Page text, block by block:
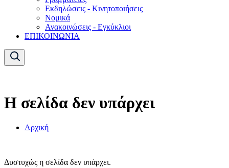
Εκδηλώσεις - Κινητοποιήσεις
Νομικά
Ανακοινώσεις - Εγκύκλιοι
ΕΠΙΚΟΙΝΩΝΙΑ
Η σελίδα δεν υπάρχει
Αρχική
Δυστυχώς η σελίδα δεν υπάρχει.